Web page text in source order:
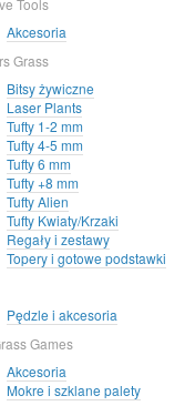
Akcesoria
Grass
Bitsy żywiczne
Laser Plants
Tufty 1-2 mm
Tufty 4-5 mm
Tufty 6 mm
Tufty +8 mm
Tufty Alien
Tufty Kwiaty/Krzaki
Regały i zestawy
Topery i gotowe podstawki
Pędzle i akcesoria
Games
Akcesoria
Mokre i szklane palety